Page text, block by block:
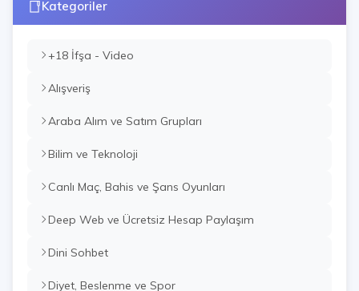
Kategoriler
+18 İfşa - Video
Alışveriş
Araba Alım ve Satım Grupları
Bilim ve Teknoloji
Canlı Maç, Bahis ve Şans Oyunları
Deep Web ve Ücretsiz Hesap Paylaşım
Dini Sohbet
Diyet, Beslenme ve Spor